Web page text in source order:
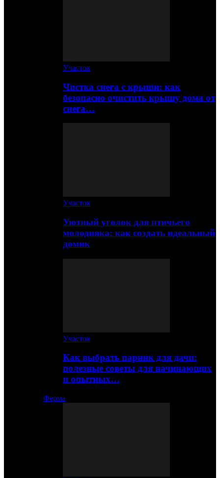
Участок
Чистка снега с крыши: как
безопасно очистить крышу дома от
снега…
Участок
Уютный уголок для птичьего
молодняка: как создать идеальный
домик
Участок
Как выбрать парник для дачи:
полезные советы для начинающих
и опытных…
Ферма